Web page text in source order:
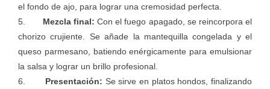
el fondo de ajo, para lograr una cremosidad perfecta.
5. Mezcla final: Con el fuego apagado, se reincorpora el
chorizo crujiente. Se añade la mantequilla congelada y el
queso parmesano, batiendo enérgicamente para emulsionar
la salsa y lograr un brillo profesional.
6. Presentación: Se sirve en platos hondos, finalizando